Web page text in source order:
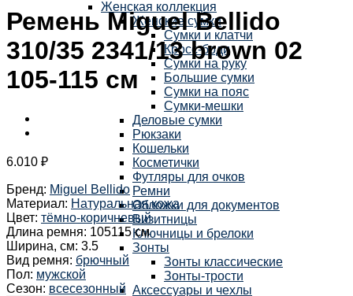
Женская коллекция
Женские сумки
Сумки и клатчи
Кросс-боди
Сумки на руку
Большие сумки
Сумки на пояс
Сумки-мешки
Деловые сумки
Рюкзаки
Кошельки
Косметички
Футляры для очков
Ремни
Обложки для документов
Визитницы
Ключницы и брелоки
Зонты
Зонты классические
Зонты-трости
Аксессуары и чехлы
Ремень Miguel Bellido
310/35 2341/13 brown 02
105-115 см
6.010 ₽
Бренд: Miguel Bellido
Материал: Натуральная кожа
Цвет: тёмно-коричневый
Длина ремня: 105115 см
Ширина, см: 3.5
Вид ремня: брючный
Пол: мужской
Сезон: всесезонный